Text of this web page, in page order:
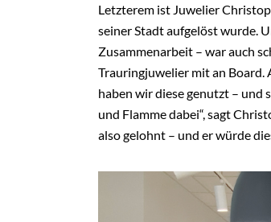
Letzterem ist Juwelier
seiner Stadt aufgelöst wurde.
Zusammenarbeit – war auch
Trauringjuwelier mit an Board.
haben wir diese genutzt – und
und Flamme dabei“, sagt
also gelohnt – und er würde